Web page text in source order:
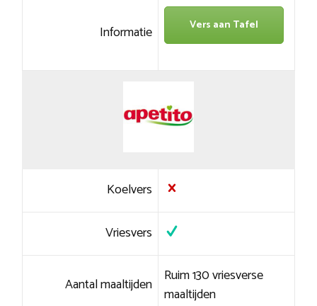
Informatie Vers aan Tafel
Koelvers
Vriesvers
Aantal maaltijden Ruim 130 vriesverse
maaltijden